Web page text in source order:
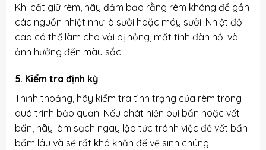
Khi cất giữ rèm, hãy đảm bảo rằng rèm không để gần
các nguồn nhiệt như lò sưởi hoặc máy sưởi. Nhiệt độ
cao có thể làm cho vải bị hỏng, mất tính đàn hồi và
ảnh hưởng đến màu sắc.
5. Kiểm tra định kỳ
Thỉnh thoảng, hãy kiểm tra tình trạng của rèm trong
quá trình bảo quản. Nếu phát hiện bụi bẩn hoặc vết
bẩn, hãy làm sạch ngay lập tức tránh việc để vết bẩn
bấm lâu và sẽ rất khó khăn để vệ sinh chúng.